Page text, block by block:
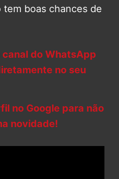
boas chances de
canal do WhatsApp
no seu
no Google para não
novidade!